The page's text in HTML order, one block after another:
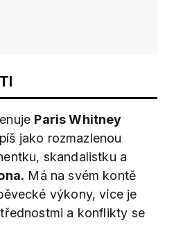
Paris Whitney
jako rozmazlenou
skandalistku a
Má na svém kontě
výkony, více je
a konflikty se